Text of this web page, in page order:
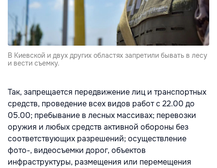
В Киевской и двух других областях запретили бывать в лесу
и вести съемку.
Так, запрещается передвижение лиц и транспортных
средств, проведение всех видов работ с 22.00 до
05.00; пребывание в лесных массивах; перевозки
оружия и любых средств активной обороны без
соответствующих разрешений; осуществление
фото-, видеосъемки дорог, объектов
инфраструктуры, размещения или перемещения